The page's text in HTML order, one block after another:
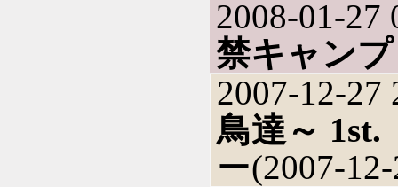
2008-01-27
禁キャン
2007-12-27
鳥達～
ー(2007-